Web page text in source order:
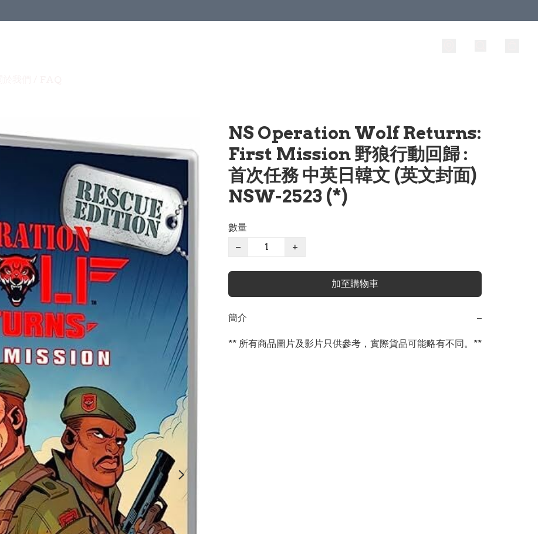
NS Operation Wolf Returns:
First Mission 野狼行動回歸 :
首次任務 中英日韓文 (英文封面)
NSW-2523 (*)
數量
−
+
加至購物車
簡介 −
** 所有商品圖片及影片只供參考，實際貨品可能略有不同。**